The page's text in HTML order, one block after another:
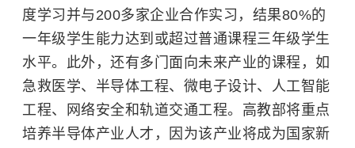
度学习并与200多家企业合作实习，结果80%的
一年级学生能力达到或超过普通课程三年级学生
水平。此外，还有多门面向未来产业的课程，如
急救医学、半导体工程、微电子设计、人工智能
工程、网络安全和轨道交通工程。高教部将重点
培养半导体产业人才，因为该产业将成为国家新